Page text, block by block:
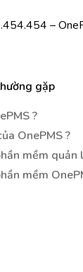
–
gặp
?
OnePMS ?
mềm quản
mềm